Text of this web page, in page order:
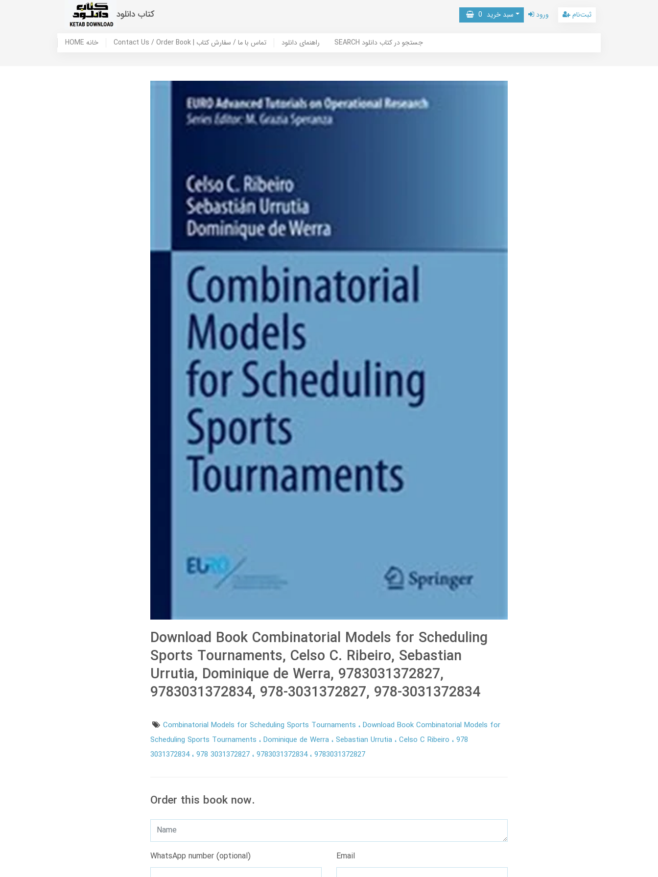
کتاب دانلود سبد خرید 0 ورود ثبت‌نام
HOME خانه Contact Us / Order Book | تماس با ما / سفارش کتاب راهنمای دانلود SEARCH جستجو در کتاب دانلود
Download Book Combinatorial Models for Scheduling
Sports Tournaments, Celso C. Ribeiro, Sebastian
Urrutia, Dominique de Werra, 9783031372827,
9783031372834, 978-3031372827, 978-3031372834
Combinatorial Models for Scheduling Sports Tournaments Download Book Combinatorial Models for
Scheduling Sports Tournaments
Dominique de Werra Sebastian Urrutia Celso C Ribeiro
978
3031372834 978 3031372827 9783031372834 9783031372827
Order this book now.
WhatsApp number (optional) Email